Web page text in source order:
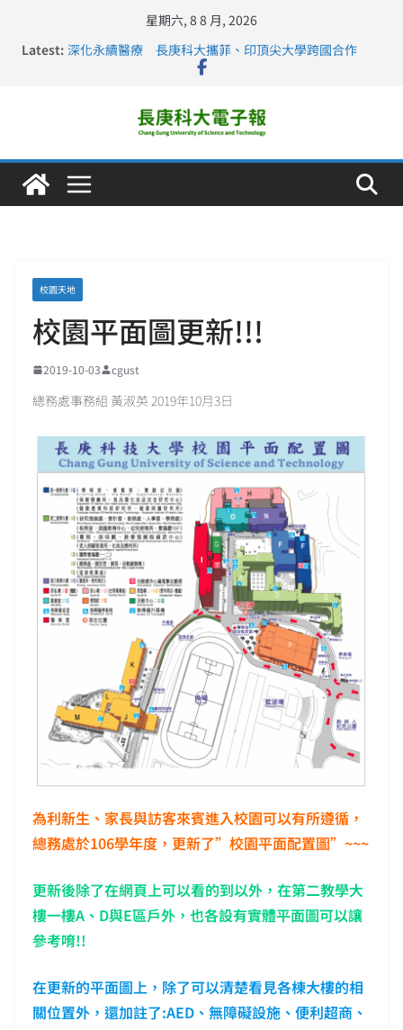
星期六, 8 8 月, 2026
Latest: 深化永續醫療 長庚科大攜菲、印頂尖大學跨國合作
長庚科大訪凱瑟醫療集團、美容學校收穫豐
仁德醫專與長庚科大締結策略聯盟 培育護理尖兵
長庚科大連四年穩居《遠見》醫學大學第5名 辦學實力再
校園天地
校園平面圖更新!!!
2019-10-03 cgust
總務處事務組 黃淑英 2019年10月3日
為利新生、家長與訪客來賓進入校園可以有所遵循，
總務處於106學年度，更新了” 校園平面配置圖”~~~
更新後除了在網頁上可以看的到以外，在第二教學大
樓一樓A 、 D與E區戶外 ，也各設有實體平面圖可以讓
參考唷!!
在更新的平面圖上，除了可以清楚看見各棟大樓的相
關位置外，還加註了:AED 、無障礙設施、便利超商、